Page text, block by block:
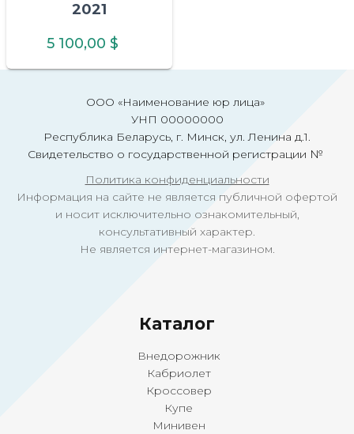
2021
5 100,00 $
ООО «Наименование юр лица»
УНП 00000000
Республика Беларусь, г. Минск, ул. Ленина д.1.
Свидетельство о государственной регистрации №
Политика конфиденциальности
Информация на сайте не является публичной офертой
и носит исключительно ознакомительный,
консультативный характер.
Не является интернет-магазином.
Каталог
Внедорожник
Кабриолет
Кроссовер
Купе
Минивен